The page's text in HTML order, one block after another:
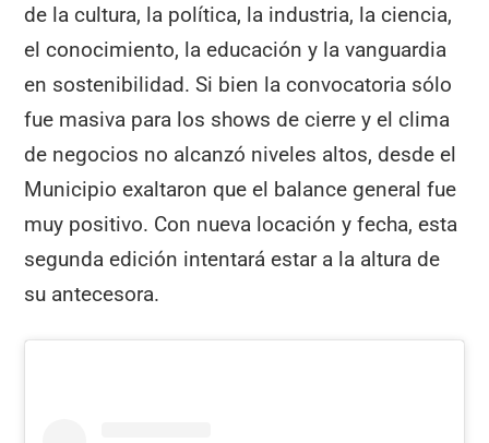
de la cultura, la política, la industria, la ciencia,
el conocimiento, la educación y la vanguardia
en sostenibilidad. Si bien la convocatoria sólo
fue masiva para los shows de cierre y el clima
de negocios no alcanzó niveles altos, desde el
Municipio exaltaron que el balance general fue
muy positivo. Con nueva locación y fecha, esta
segunda edición intentará estar a la altura de
su antecesora.